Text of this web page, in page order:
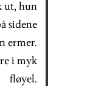
ut, hun
sidene
ermer.
i myk
fløyel.